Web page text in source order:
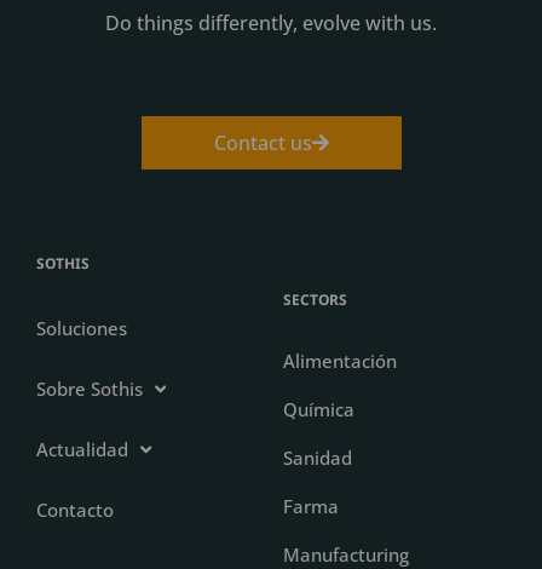
Do things differently, evolve with us.
Contact us
SOTHIS
Soluciones
Sobre Sothis
Actualidad
Contacto
SECTORS
Alimentación
Química
Sanidad
Farma
Manufacturing